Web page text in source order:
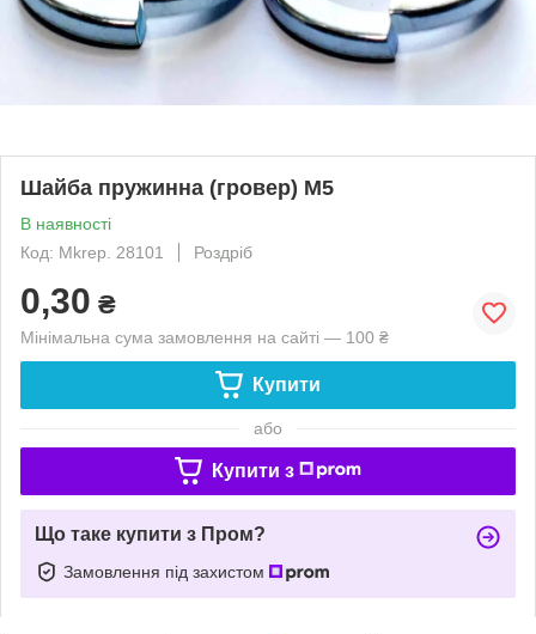
Шайба пружинна (гровер) М5
В наявності
Код: Mkrep. 28101
Роздріб
0,30 ₴
Мінімальна сума замовлення на сайті — 100 ₴
Купити
або
Купити з
Що таке купити з Пром?
Замовлення під захистом